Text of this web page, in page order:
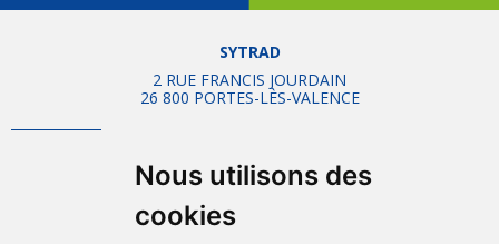
Nous utilisons des
cookies
SYTRAD
2 RUE FRANCIS JOURDAIN
26 800 PORTES-LÈS-VALENCE
Mentions légales
Plan du site